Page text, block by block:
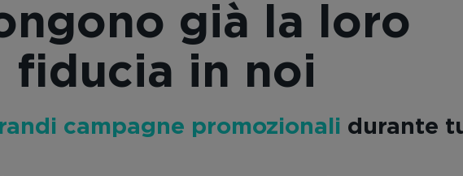
già la loro
fiducia in noi
campagne promozionali durante